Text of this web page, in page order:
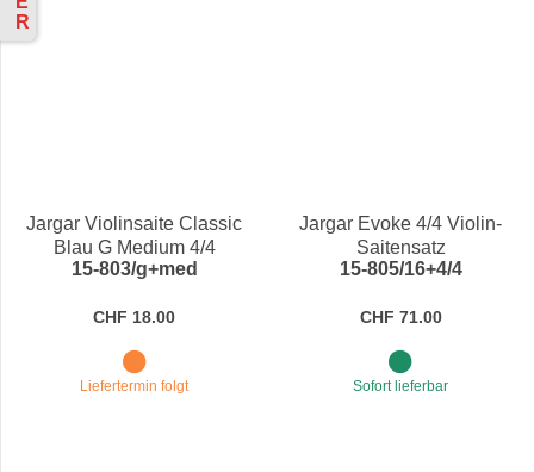
R
Jargar Violinsaite Classic
Blau G Medium 4/4
15-803/g+med
CHF 18.00
Liefertermin folgt
Jargar Evoke 4/4 Violin-
Saitensatz
15-805/16+4/4
CHF 71.00
Sofort lieferbar